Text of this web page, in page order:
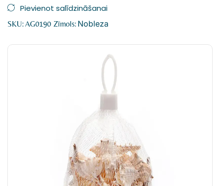
Pievienot salīdzināšanai
SKU:AG0190 Zīmols: Nobleza